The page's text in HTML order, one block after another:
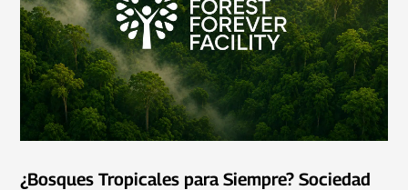
¿Bosques Tropicales para Siempre? Sociedad